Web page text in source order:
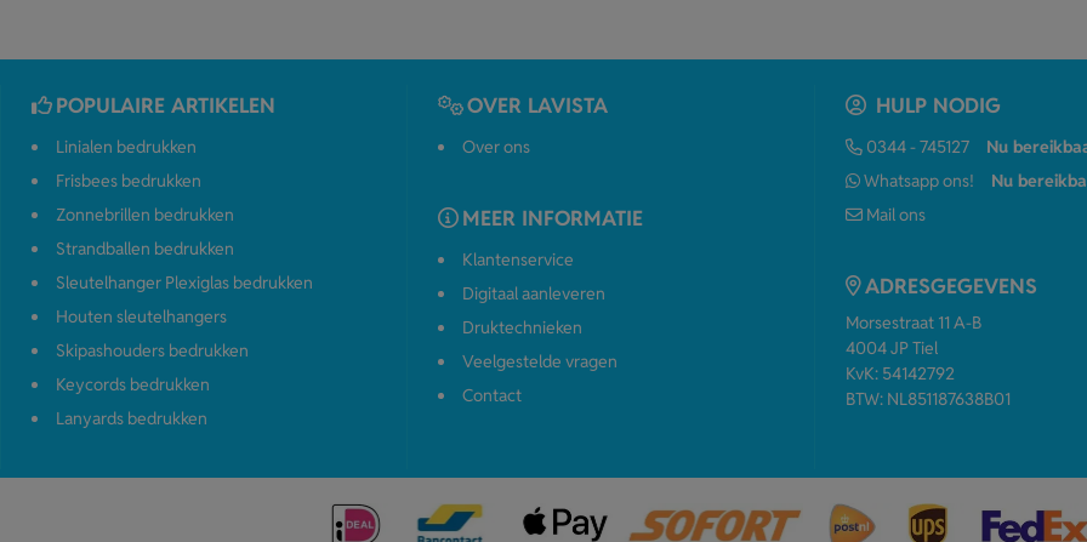
POPULAIRE ARTIKELEN
Linialen bedrukken
Frisbees bedrukken
Zonnebrillen bedrukken
Strandballen bedrukken
Sleutelhanger Plexiglas bedrukken
Houten sleutelhangers
Skipashouders bedrukken
Keycords bedrukken
Lanyards bedrukken
OVER LAVISTA
Over ons
MEER INFORMATIE
Klantenservice
Digitaal aanleveren
Druktechnieken
Veelgestelde vragen
Contact
HULP NODIG
0344 - 745127
Nu
Whatsapp ons!
Nu
Mail ons
ADRESGEGEVENS
Morsestraat 11 A-B
4004 JP Tiel
KvK: 54142792
BTW: NL851187638B01